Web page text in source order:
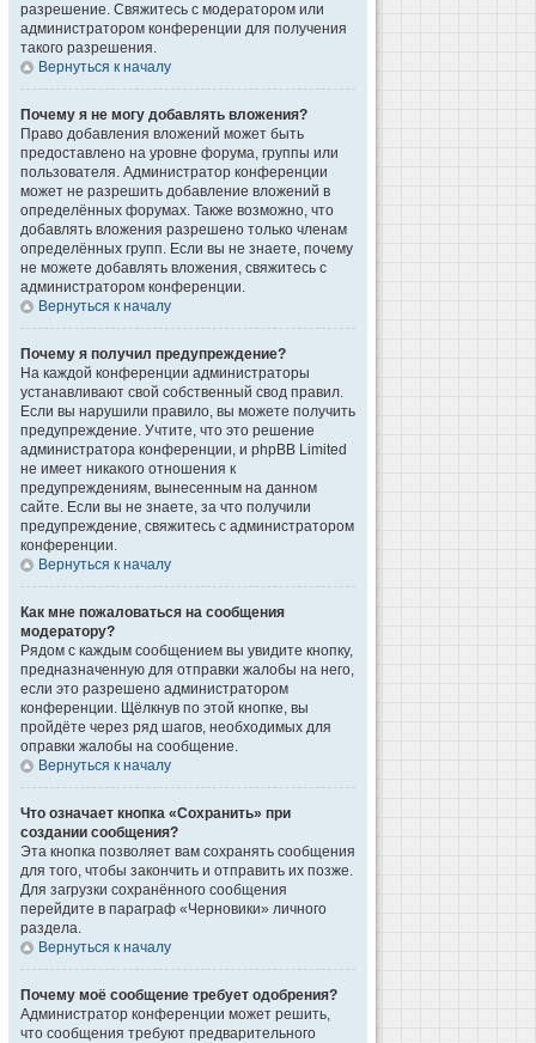
разрешение. Свяжитесь с модератором или
администратором конференции для получения
такого разрешения.
Вернуться к началу
Почему я не могу добавлять вложения?
Право добавления вложений может быть
предоставлено на уровне форума, группы или
пользователя. Администратор конференции
может не разрешить добавление вложений в
определённых форумах. Также возможно, что
добавлять вложения разрешено только членам
определённых групп. Если вы не знаете, почему
не можете добавлять вложения, свяжитесь с
администратором конференции.
Вернуться к началу
Почему я получил предупреждение?
На каждой конференции администраторы
устанавливают свой собственный свод правил.
Если вы нарушили правило, вы можете получить
предупреждение. Учтите, что это решение
администратора конференции, и phpBB Limited
не имеет никакого отношения к
предупреждениям, вынесенным на данном
сайте. Если вы не знаете, за что получили
предупреждение, свяжитесь с администратором
конференции.
Вернуться к началу
Как мне пожаловаться на сообщения
модератору?
Рядом с каждым сообщением вы увидите кнопку,
предназначенную для отправки жалобы на него,
если это разрешено администратором
конференции. Щёлкнув по этой кнопке, вы
пройдёте через ряд шагов, необходимых для
оправки жалобы на сообщение.
Вернуться к началу
Что означает кнопка «Сохранить» при
создании сообщения?
Эта кнопка позволяет вам сохранять сообщения
для того, чтобы закончить и отправить их позже.
Для загрузки сохранённого сообщения
перейдите в параграф «Черновики» личного
раздела.
Вернуться к началу
Почему моё сообщение требует одобрения?
Администратор конференции может решить,
что сообщения требуют предварительного